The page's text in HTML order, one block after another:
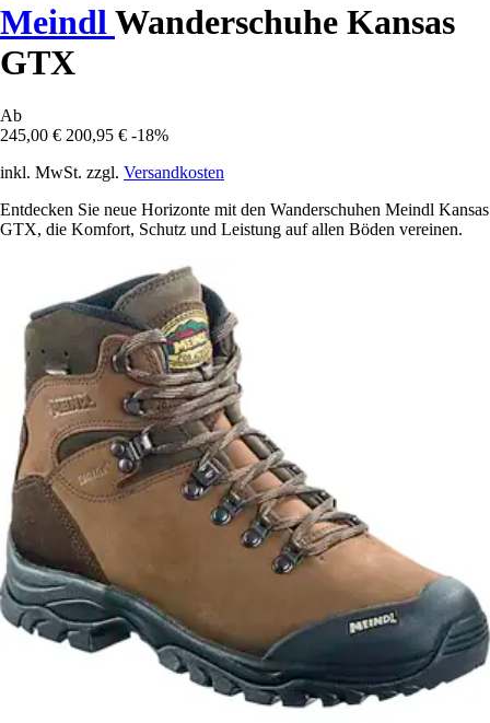
Meindl Wanderschuhe Kansas
GTX
Ab
245,00 € 200,95 € -18%
inkl. MwSt. zzgl. Versandkosten
Entdecken Sie neue Horizonte mit den Wanderschuhen Meindl Kansas
GTX, die Komfort, Schutz und Leistung auf allen Böden vereinen.